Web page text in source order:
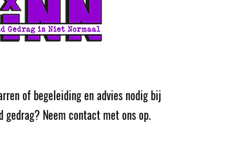
of begeleiding en advies nodig bij
gedrag? Neem contact met ons op.